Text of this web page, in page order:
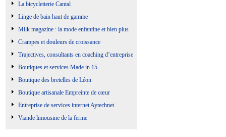
La bicycletterie Cantal
Linge de bain haut de gamme
Milk magazine : la mode enfantine et bien plus
Crampes et douleurs de croissance
Trajectives, consultants en coaching d’entreprise
Boutiques et services Made in 15
Boutique des bretelles de Léon
Boutique artisanale Empreinte de cœur
Entreprise de services internet Aytechnet
Viande limousine de la ferme